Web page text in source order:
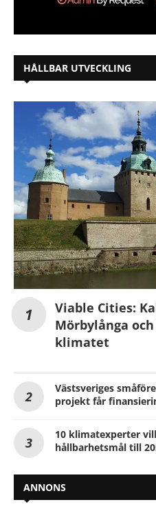
HÅLLBAR UTVECKLING
Viable Cities:
Mörbylånga
klimatet
Västsveriges
projekt får
10 klimatexperter
hållbarhetsmål till
ANNONS